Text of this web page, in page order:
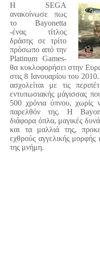
Η SEGA
ανακοίνωσε πως
το Bayonetta
-ένας τίτλος
δράσης σε τρίτο
πρόσωπο από την
Platinum Games-
θα κυκλοφορήσει στην
στις 8 Ιανουαρίου του
ασχολείται με τις
εντυπωσιακής μάγισσας
500 χρόνια ύπνου, χωρίς
παρελθόν της. Η
διάφορα όπλα, μαγικές
και τα μαλλιά της,
εχθρούς αγγελικής μορφής
της μνήμη.